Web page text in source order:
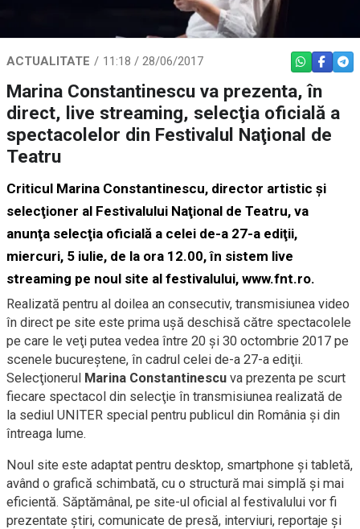
ACTUALITATE 11:18 / 28/06/2017 WHATSAPP
Marina Constantinescu va prezenta, în
direct, live streaming, selecţia oficială a
spectacolelor din Festivalul Naţional de
Teatru
Criticul Marina Constantinescu, director artistic şi
selecţioner al Festivalului Naţional de Teatru, va
anunţa selecţia oficială a celei de-a 27-a ediţii,
miercuri, 5 iulie, de la ora 12.00, în sistem live
streaming pe noul site al festivalului, www.fnt.ro.
Realizată pentru al doilea an consecutiv, transmisiunea video
în direct pe site este prima uşă deschisă către spectacolele
pe care le veţi putea vedea între 20 şi 30 octombrie 2017 pe
scenele bucureştene, în cadrul celei de-a 27-a ediţii.
Selecţionerul Marina Constantinescu va prezenta pe scurt
fiecare spectacol din selecţie în transmisiunea realizată de
la sediul UNITER special pentru publicul din România şi din
întreaga lume.
Noul site este adaptat pentru desktop, smartphone şi tabletă,
având o grafică schimbată, cu o structură mai simplă şi mai
eficientă. Săptămânal, pe site-ul oficial al festivalului vor fi
prezentate ştiri, comunicate de presă, interviuri, reportaje şi